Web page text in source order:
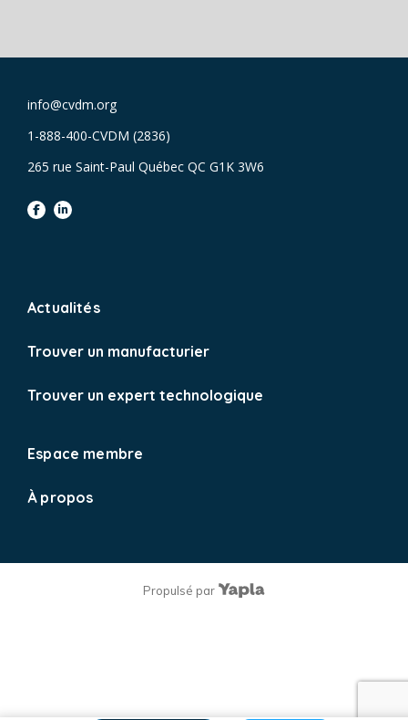
info@cvdm.org
1-888-400-CVDM (2836)
265 rue Saint-Paul Québec QC G1K 3W6
facebooklinkedin
Actualités
Trouver un manufacturier
Trouver un expert technologique
Espace membre
À propos
Propulsé par